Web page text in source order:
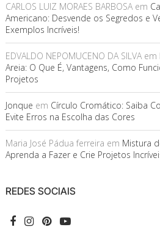
CARLOS LUIZ MORAES BARBOSAem
Americano: Desvende os Segredos e
Exemplos Incríveis!
EDVALDO NEPOMUCENO DA SILVAem
Areia: O Que É, Vantagens, Como
Projetos
Jonque em Círculo Cromático: Saiba
Evite Erros na Escolha das Cores
Maria José Pádua ferreira em Mistura
Aprenda a Fazer e Crie Projetos
REDES SOCIAIS